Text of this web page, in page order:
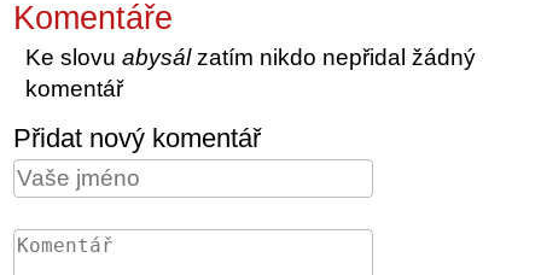
Komentáře
Ke slovuabysálzatím nikdo nepřidal žádný
komentář
Přidat nový komentář